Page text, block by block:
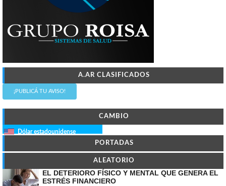
A.AR CLASIFICADOS
¡PUBLICÁ TU AVISO!
CAMBIO
Dólar estadounidense
PORTADAS
ALEATORIO
EL DETERIORO FÍSICO Y MENTAL QUE GENERA EL
ESTRÉS FINANCIERO